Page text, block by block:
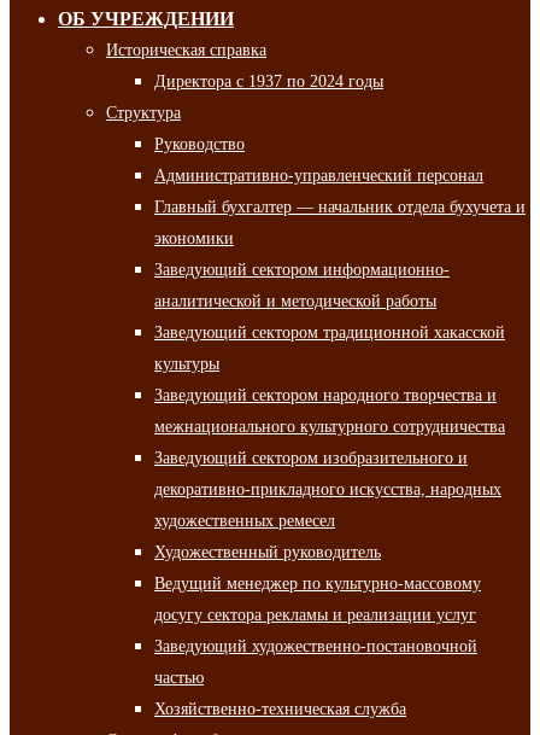
ОБ УЧРЕЖДЕНИИ
Историческая справка
Директора с 1937 по 2024 годы
Структура
Руководство
Административно-управленческий персонал
Главный бухгалтер — начальник отдела бухучета и
экономики
Заведующий сектором информационно-
аналитической и методической работы
Заведующий сектором традиционной хакасской
культуры
Заведующий сектором народного творчества и
межнационального культурного сотрудничества
Заведующий сектором изобразительного и
декоративно-прикладного искусства, народных
художественных ремесел
Художественный руководитель
Ведущий менеджер по культурно-массовому
досугу сектора рекламы и реализации услуг
Заведующий художественно-постановочной
частью
Хозяйственно-техническая служба